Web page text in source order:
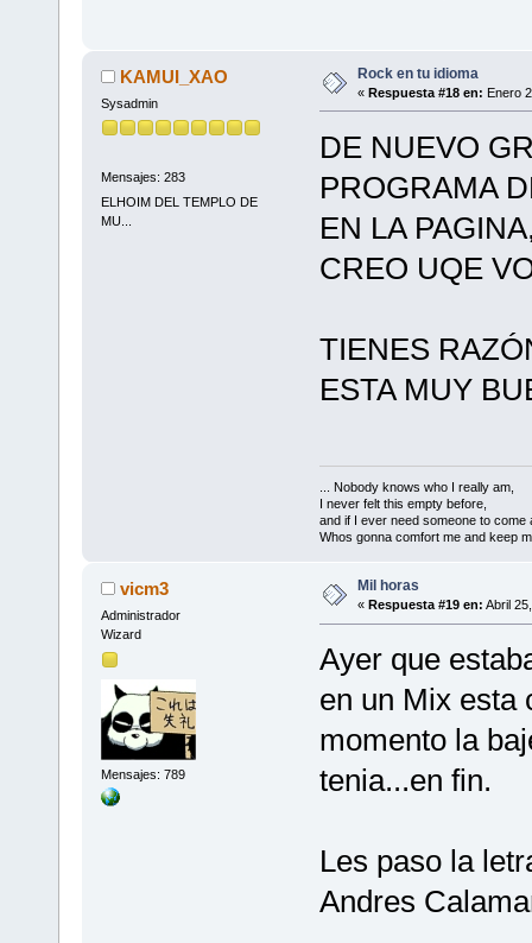
KAMUI_XAO
Sysadmin
Mensajes: 283
ELHOIM DEL TEMPLO DE
MU...
Rock en tu idioma
« Respuesta #18 en: Enero
DE NUEVO
PROGRAMA
EN LA
CREO UQE
TIENES
ESTA MUY
... Nobody knows who I really am,
I never felt this empty before,
and if I ever need someone to come
Whos gonna comfort me and keep
vicm3
Administrador
Wizard
Mensajes: 789
Mil horas
« Respuesta #19 en: Abril
Ayer que
en un Mix esta
momento la
tenia...en fin.
Les paso la
Andres